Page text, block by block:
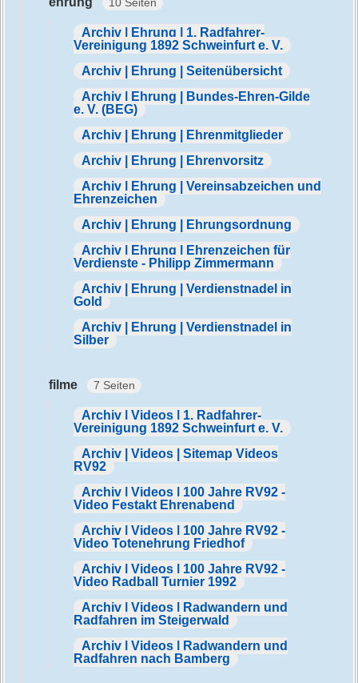
10 Seiten
Archiv | Ehrung | 1. Radfahrer-
Vereinigung 1892 Schweinfurt e. V.
Archiv | Ehrung | Seitenübersicht
Archiv | Ehrung | Bundes-Ehren-Gilde
e. V. (BEG)
Archiv | Ehrung | Ehrenmitglieder
Archiv | Ehrung | Ehrenvorsitz
Archiv | Ehrung | Vereinsabzeichen und
Ehrenzeichen
Archiv | Ehrung | Ehrungsordnung
Archiv | Ehrung | Ehrenzeichen für
Verdienste - Philipp Zimmermann
Archiv | Ehrung | Verdienstnadel in
Gold
Archiv | Ehrung | Verdienstnadel in
Silber
filme 7 Seiten
Archiv | Videos | 1. Radfahrer-
Vereinigung 1892 Schweinfurt e. V.
Archiv | Videos | Sitemap Videos
RV92
Archiv | Videos | 100 Jahre RV92 -
Video Festakt Ehrenabend
Archiv | Videos | 100 Jahre RV92 -
Video Totenehrung Friedhof
Archiv | Videos | 100 Jahre RV92 -
Video Radball Turnier 1992
Archiv | Videos | Radwandern und
Radfahren im Steigerwald
Archiv | Videos | Radwandern und
Radfahren nach Bamberg